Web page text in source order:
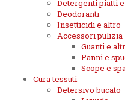
Detergenti piatti
Deodoranti
Insetticidi e altro
Accessori pulizia
Guanti e
Panni e
Scope e
Cura tessuti
Detersivo bucato